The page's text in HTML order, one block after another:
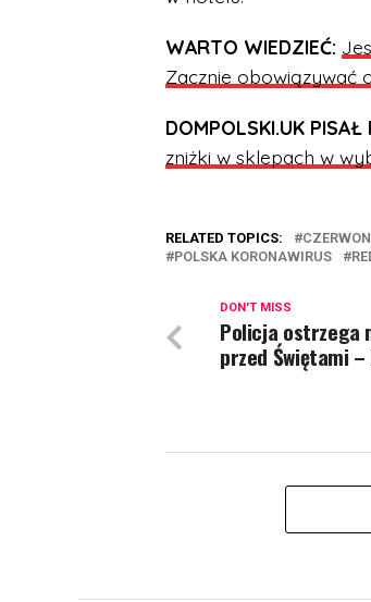
WARTO WIEDZIEĆ:
Zacznie obowiązywać
DOMPOLSKI.UK PISAŁ
zniżki w sklepach w
RELATED TOPICS:
POLSKA KORONAWIRUS
DON'T MISS
Policja ostrzega
przed Świętami